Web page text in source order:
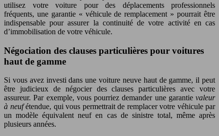
utilisez votre voiture pour des déplacements professionnels
fréquents, une garantie « véhicule de remplacement » pourrait être
indispensable pour assurer la continuité de votre activité en cas
d’immobilisation de votre véhicule.
Négociation des clauses particulières pour voitures
haut de gamme
Si vous avez investi dans une voiture neuve haut de gamme, il peut
être judicieux de négocier des clauses particulières avec votre
assureur. Par exemple, vous pourriez demander une garantie valeur
à neufétendue, qui vous permettrait de remplacer votre véhicule par
un modèle équivalent neuf en cas de sinistre total, même après
plusieurs années.